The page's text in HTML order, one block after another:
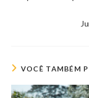
VOCÊ TAMBÉM